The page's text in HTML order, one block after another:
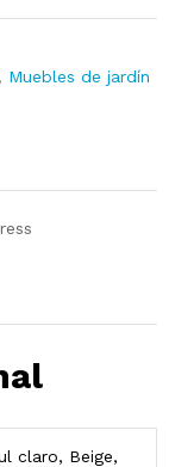
, Muebles de jardín
claro, Beige,